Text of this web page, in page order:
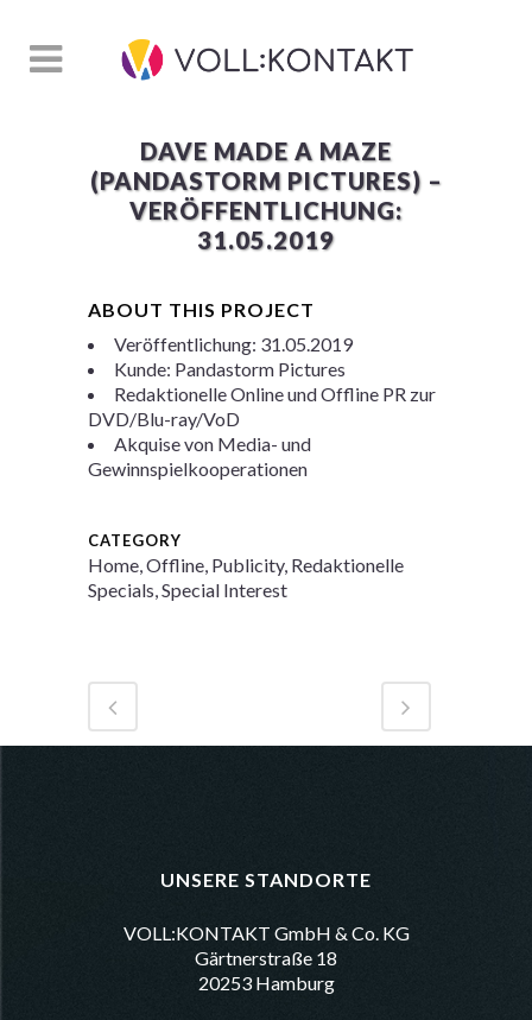
DAVE MADE A MAZE
(PANDASTORM PICTURES) –
VERÖFFENTLICHUNG:
31.05.2019
ABOUT THIS PROJECT
Veröffentlichung: 31.05.2019
Kunde: Pandastorm Pictures
Redaktionelle Online und Offline PR zur
DVD/Blu-ray/VoD
Akquise von Media- und
Gewinnspielkooperationen
CATEGORY
Home, Offline, Publicity, Redaktionelle
Specials, Special Interest
UNSERE STANDORTE
VOLL:KONTAKT GmbH & Co. KG
Gärtnerstraße 18
20253 Hamburg